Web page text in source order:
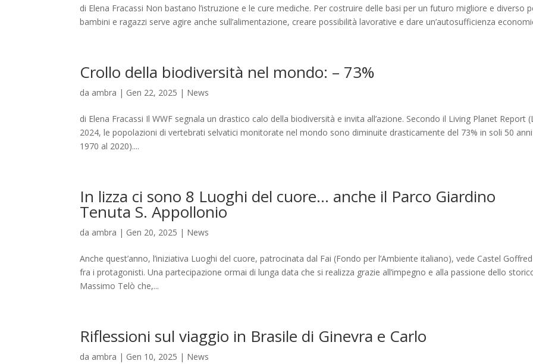
di Elena Fracassi Non bastano l’istruzione e le cure mediche. Per costruire delle basi per un futuro migliore e diverso
bambini e ragazzi serve agire anche sull’alimentazione, creare possibilità lavorative e dare un’autosufficienza
Crollo della biodiversità nel mondo: – 73%
da ambra | Gen 22, 2025 | News
di Elena Fracassi Il WWF segnala un drastico calo della biodiversità e invita all’azione. Secondo il Living Planet Report
2024, le popolazioni di vertebrati selvatici monitorate nel mondo sono diminuite drasticamente del 73% in soli 50
1970 al 2020)....
In lizza ci sono 8 Luoghi del cuore… anche il Parco Giardino
Tenuta S. Appollonio
da ambra | Gen 20, 2025 | News
Anche quest’anno, l’iniziativa Luoghi del cuore, patrocinata dal Fai (Fondo per l’Ambiente italiano), vede Castel
fra i protagonisti. Una partecipazione ormai di lunga data che si realizza grazie all’impegno e alla passione dello
Massimo Telò che,...
Riflessioni sul viaggio in Brasile di Ginevra e Carlo
da ambra | Gen 10, 2025 | News